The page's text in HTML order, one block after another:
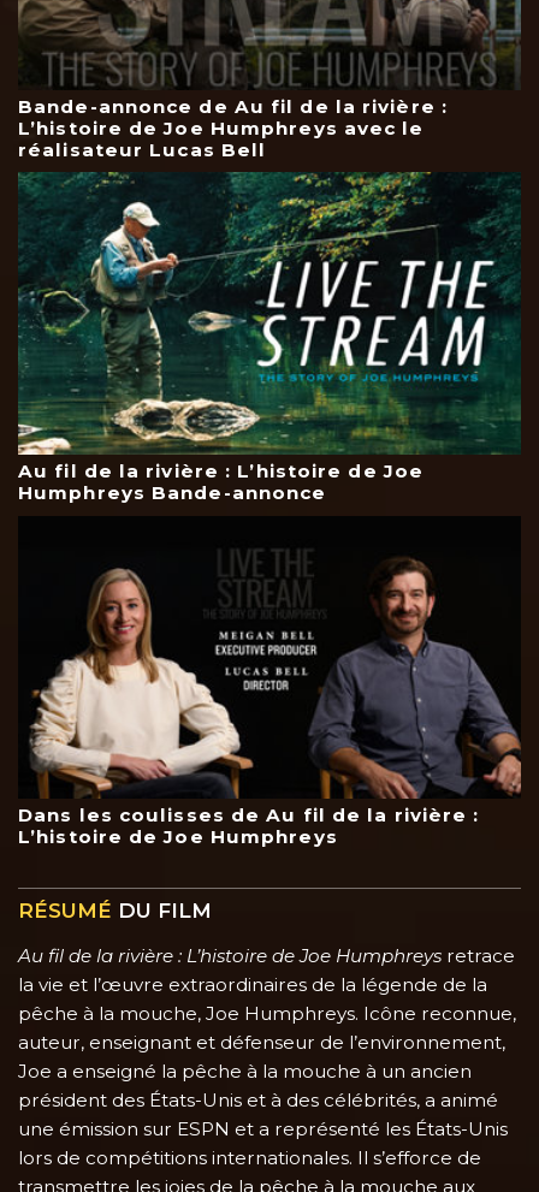
Bande-annonce de Au fil de la rivière :
L’histoire de Joe Humphreys avec le
réalisateur Lucas Bell
Au fil de la rivière : L’histoire de Joe
Humphreys Bande-annonce
Dans les coulisses de Au fil de la rivière :
L’histoire de Joe Humphreys
RÉSUMÉ DU FILM
Au fil de la rivière : L’histoire de Joe Humphreys retrace
la vie et l’œuvre extraordinaires de la légende de la
pêche à la mouche, Joe Humphreys. Icône reconnue,
auteur, enseignant et défenseur de l’environnement,
Joe a enseigné la pêche à la mouche à un ancien
président des États-Unis et à des célébrités, a animé
une émission sur ESPN et a représenté les États-Unis
lors de compétitions internationales. Il s’efforce de
transmettre les joies de la pêche à la mouche aux